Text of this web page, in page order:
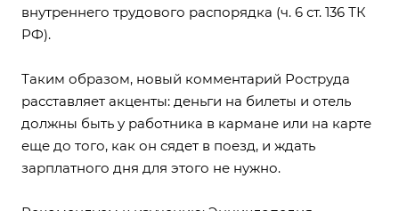
внутреннего трудового распорядка (ч. 6 ст. 136 ТК
РФ).
Таким образом, новый комментарий Роструда
расставляет акценты: деньги на билеты и отель
должны быть у работника в кармане или на карте
еще до того, как он сядет в поезд, и ждать
зарплатного дня для этого не нужно.